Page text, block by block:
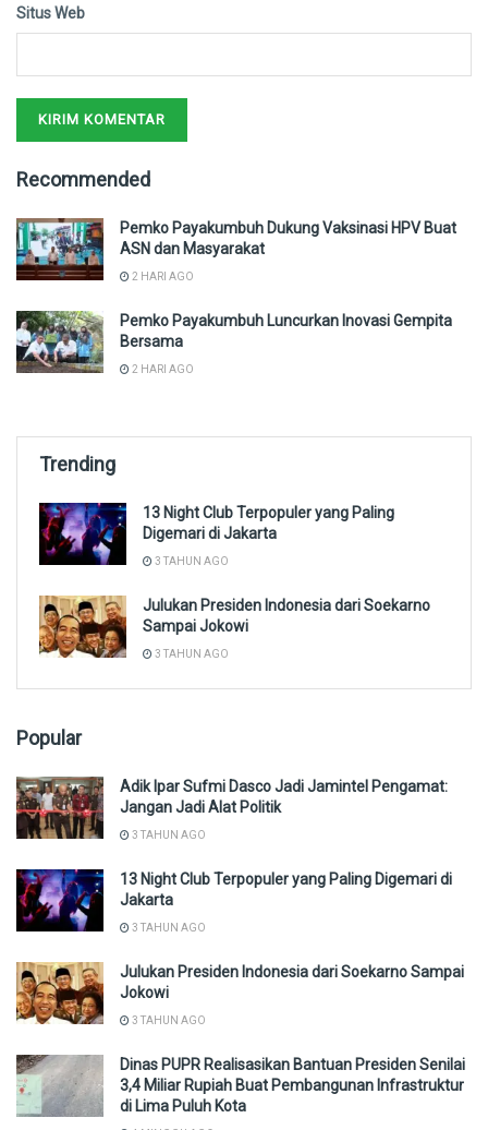
Situs Web
Recommended
Pemko Payakumbuh Dukung Vaksinasi HPV Buat
ASN dan Masyarakat
2 HARI AGO
Pemko Payakumbuh Luncurkan Inovasi Gempita
Bersama
2 HARI AGO
Trending
13 Night Club Terpopuler yang Paling
Digemari di Jakarta
3 TAHUN AGO
Julukan Presiden Indonesia dari Soekarno
Sampai Jokowi
3 TAHUN AGO
Popular
Adik Ipar Sufmi Dasco Jadi Jamintel Pengamat:
Jangan Jadi Alat Politik
3 TAHUN AGO
13 Night Club Terpopuler yang Paling Digemari di
Jakarta
3 TAHUN AGO
Julukan Presiden Indonesia dari Soekarno Sampai
Jokowi
3 TAHUN AGO
Dinas PUPR Realisasikan Bantuan Presiden Senilai
3,4 Miliar Rupiah Buat Pembangunan Infrastruktur
di Lima Puluh Kota